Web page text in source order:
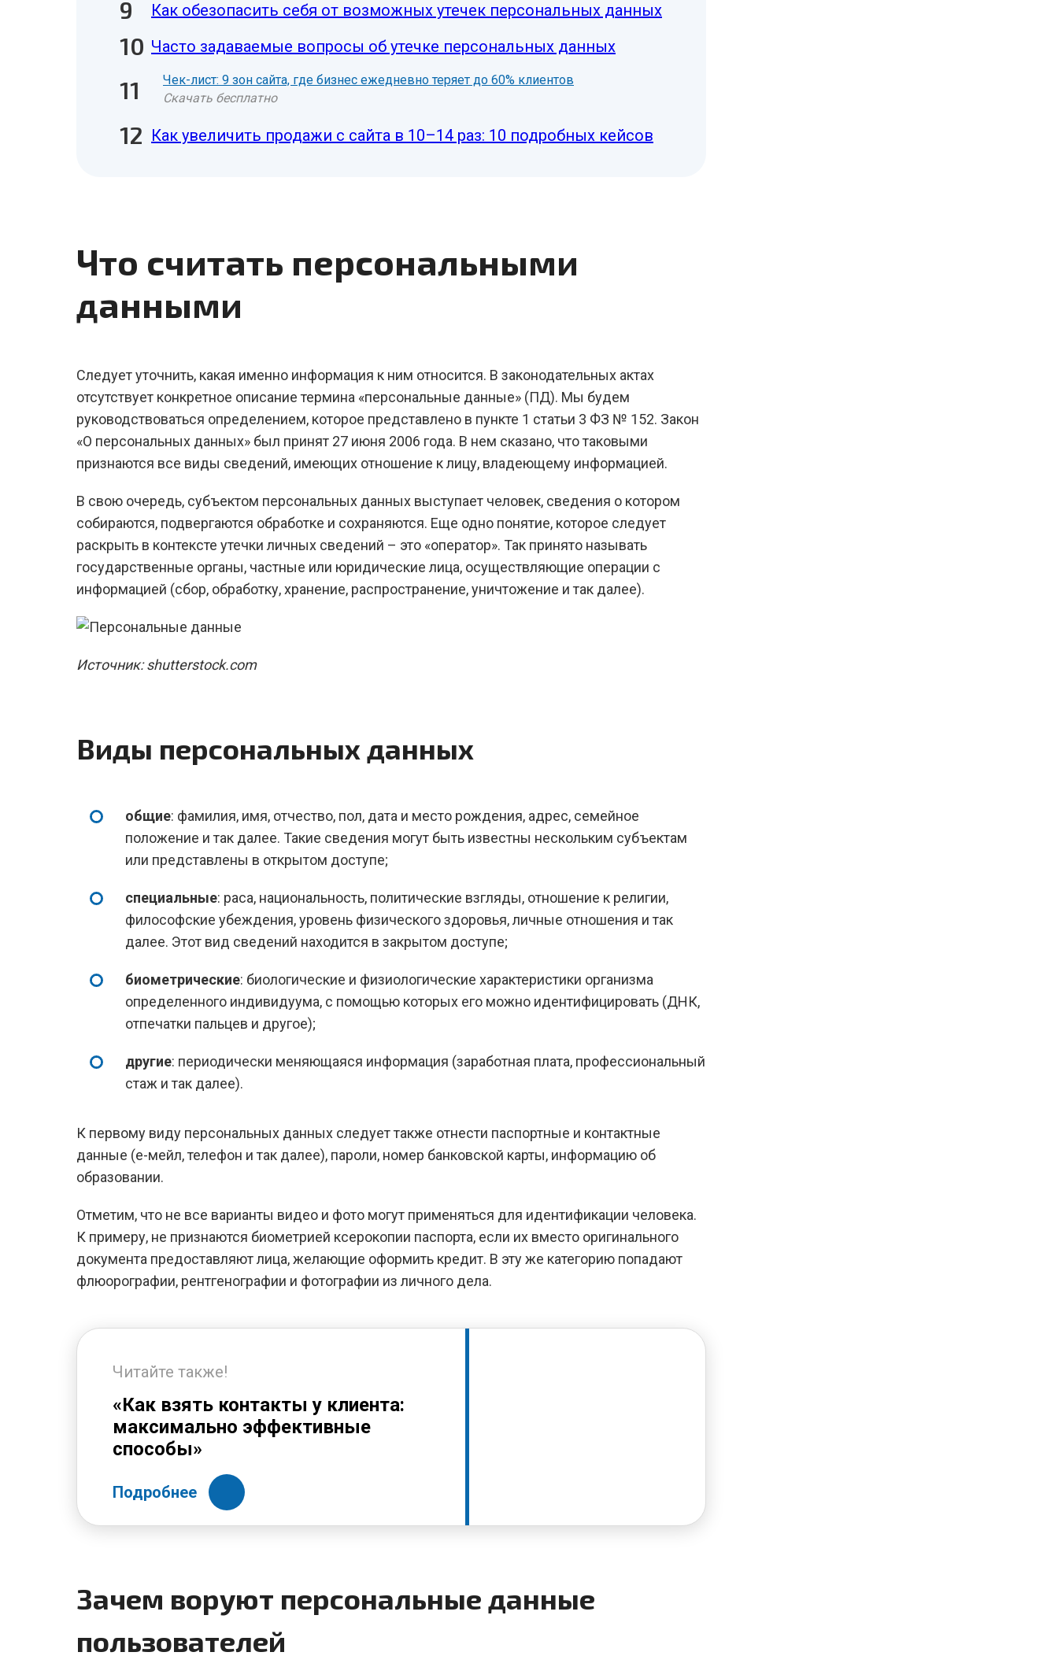
Как обезопасить себя от возможных утечек персональных данных
Часто задаваемые вопросы об утечке персональных данных
Чек-лист: 9 зон сайта, где бизнес ежедневно теряет до 60% клиентов
Скачать бесплатно
Как увеличить продажи с сайта в 10–14 раз: 10 подробных кейсов
Что считать персональными
данными
Следует уточнить, какая именно информация к ним относится. В законодательных актах
отсутствует конкретное описание термина «персональные данные» (ПД). Мы будем
руководствоваться определением, которое представлено в пункте 1 статьи 3 ФЗ № 152. Закон
«О персональных данных» был принят 27 июня 2006 года. В нем сказано, что таковыми
признаются все виды сведений, имеющих отношение к лицу, владеющему информацией.
В свою очередь, субъектом персональных данных выступает человек, сведения о котором
собираются, подвергаются обработке и сохраняются. Еще одно понятие, которое следует
раскрыть в контексте утечки личных сведений – это «оператор». Так принято называть
государственные органы, частные или юридические лица, осуществляющие операции с
информацией (сбор, обработку, хранение, распространение, уничтожение и так далее).
Источник: shutterstock.com
Виды персональных данных
общие: фамилия, имя, отчество, пол, дата и место рождения, адрес, семейное
положение и так далее. Такие сведения могут быть известны нескольким субъектам
или представлены в открытом доступе;
специальные: раса, национальность, политические взгляды, отношение к религии,
философские убеждения, уровень физического здоровья, личные отношения и так
далее. Этот вид сведений находится в закрытом доступе;
биометрические: биологические и физиологические характеристики организма
определенного индивидуума, с помощью которых его можно идентифицировать (ДНК,
отпечатки пальцев и другое);
другие: периодически меняющаяся информация (заработная плата, профессиональный
стаж и так далее).
К первому виду персональных данных следует также отнести паспортные и контактные
данные (е-мейл, телефон и так далее), пароли, номер банковской карты, информацию об
образовании.
Отметим, что не все варианты видео и фото могут применяться для идентификации человека.
К примеру, не признаются биометрией ксерокопии паспорта, если их вместо оригинального
документа предоставляют лица, желающие оформить кредит. В эту же категорию попадают
флюорографии, рентгенографии и фотографии из личного дела.
Читайте также!
«Как взять контакты у клиента:
максимально эффективные
способы»
Подробнее
Зачем воруют персональные данные
пользователей